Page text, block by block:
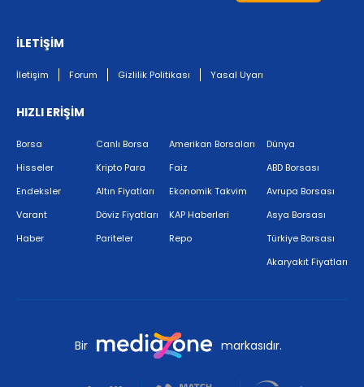
İLETİŞİM
İletişim Forum Gizlilik Politikası Yasal Uyarı
HIZLI ERİŞİM
Borsa
Hisseler
Endeksler
Varant
Haber
Canlı Borsa
Kripto Para
Altın Fiyatları
Döviz Fiyatları
Pariteler
Amerikan Borsaları
Faiz
Ekonomik Takvim
KAP Haberleri
Repo
Dünya
ABD Borsası
Avrupa Borsası
Asya Borsası
Türkiye Borsası
Akaryakıt Fiyatları
Bir markasıdır.